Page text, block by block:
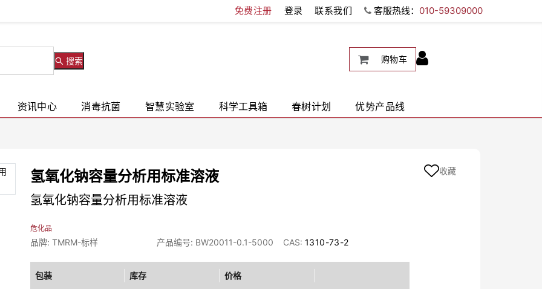
免费注册 登录 联系我们 客服热线： 010-59309000
搜索 购物车
资讯中心 消毒抗菌 智慧实验室 科学工具箱 春树计划 优势产品线
氢氧化钠容量分析用标准溶液
氢氧化钠容量分析用标准溶液
危化品
品牌: TMRM-标样 产品编号: BW20011-0.1-5000 CAS: 1310-73-2
包装 库存 价格
收藏